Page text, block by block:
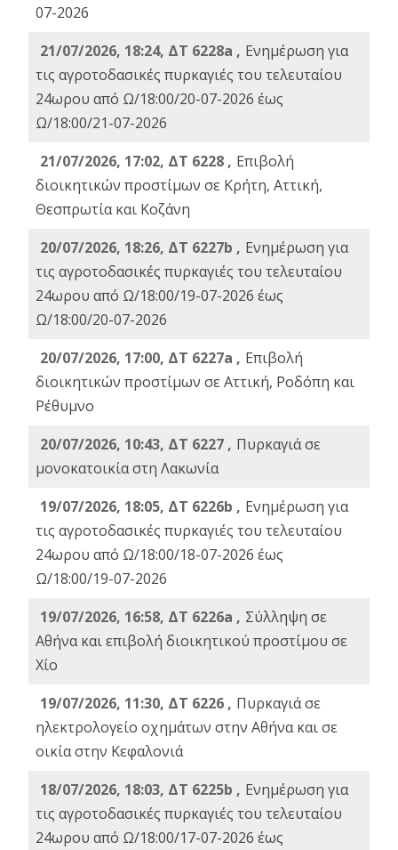
07-2026
21/07/2026, 18:24, ΔΤ 6228a , Ενημέρωση για
τις αγροτοδασικές πυρκαγιές του τελευταίου
24ωρου από Ω/18:00/20-07-2026 έως
Ω/18:00/21-07-2026
21/07/2026, 17:02, ΔΤ 6228 , Επιβολή
διοικητικών προστίμων σε Κρήτη, Αττική,
Θεσπρωτία και Κοζάνη
20/07/2026, 18:26, ΔΤ 6227b , Ενημέρωση για
τις αγροτοδασικές πυρκαγιές του τελευταίου
24ωρου από Ω/18:00/19-07-2026 έως
Ω/18:00/20-07-2026
20/07/2026, 17:00, ΔΤ 6227a , Επιβολή
διοικητικών προστίμων σε Αττική, Ροδόπη και
Ρέθυμνο
20/07/2026, 10:43, ΔΤ 6227 , Πυρκαγιά σε
μονοκατοικία στη Λακωνία
19/07/2026, 18:05, ΔΤ 6226b , Ενημέρωση για
τις αγροτοδασικές πυρκαγιές του τελευταίου
24ωρου από Ω/18:00/18-07-2026 έως
Ω/18:00/19-07-2026
19/07/2026, 16:58, ΔΤ 6226a , Σύλληψη σε
Αθήνα και επιβολή διοικητικού προστίμου σε
Χίο
19/07/2026, 11:30, ΔΤ 6226 , Πυρκαγιά σε
ηλεκτρολογείο οχημάτων στην Αθήνα και σε
οικία στην Κεφαλονιά
18/07/2026, 18:03, ΔΤ 6225b , Ενημέρωση για
τις αγροτοδασικές πυρκαγιές του τελευταίου
24ωρου από Ω/18:00/17-07-2026 έως